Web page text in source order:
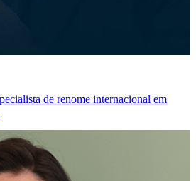
de renome internacional em